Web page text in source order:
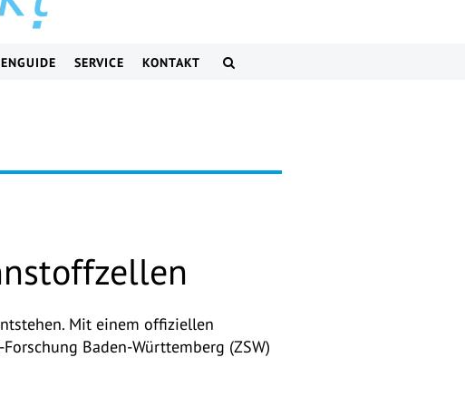
SERVICE KONTAKT
Mit einem offiziellen
Baden-Württemberg (ZSW)